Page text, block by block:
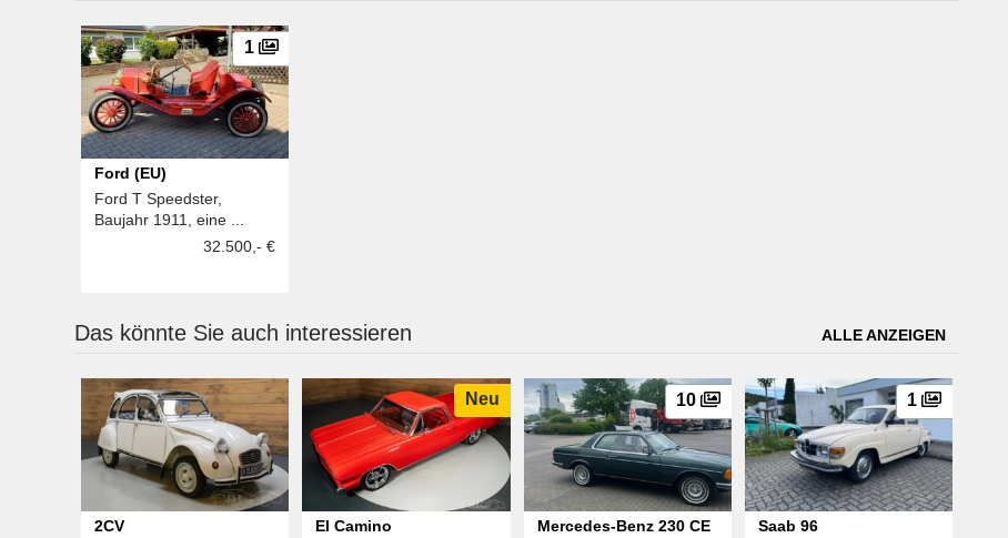
1
Ford (EU)
Ford T Speedster,
Baujahr 1911, eine ...
32.500,- €
Das könnte Sie auch interessieren ALLE ANZEIGEN
2CV
Neu
El Camino
10
Mercedes-Benz 230 CE
1
Saab 96